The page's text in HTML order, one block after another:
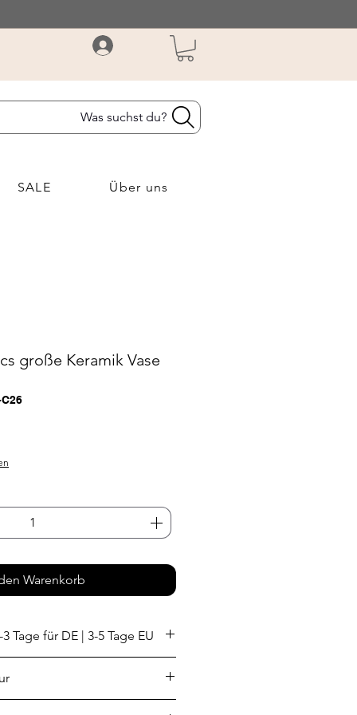
Was suchst du?
SALE Über uns
große Keramik Vase
Warenkorb
Tage für DE | 3-5 Tage EU